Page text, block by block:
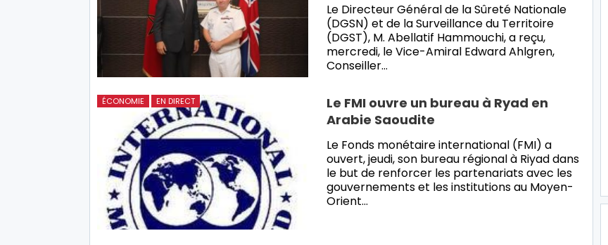
Le Directeur Général de la Sûreté Nationale
(DGSN) et de la Surveillance du Territoire
(DGST), M. Abellatif Hammouchi, a reçu,
mercredi, le Vice-Amiral Edward Ahlgren,
Conseiller…
ÉCONOMIE EN DIRECT
Le FMI ouvre un bureau à Ryad en
Arabie Saoudite
Le Fonds monétaire international (FMI) a
ouvert, jeudi, son bureau régional à Riyad dans
le but de renforcer les partenariats avec les
gouvernements et les institutions au Moyen-
Orient…